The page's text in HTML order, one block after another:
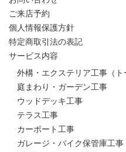
ご来店予約
個人情報保護方針
特定商取引法の表記
サービス内容
外構・エクステリア工事（ト
庭まわり・ガーデン工事
ウッドデッキ工事
テラス工事
カーポート工事
ガレージ・バイク保管庫工事